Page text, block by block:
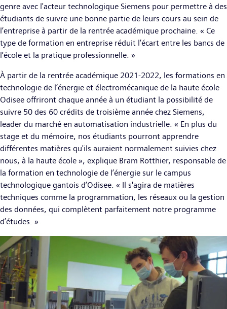
genre avec l'acteur technologique Siemens pour permettre à des
étudiants de suivre une bonne partie de leurs cours au sein de
l’entreprise à partir de la rentrée académique prochaine. « Ce
type de formation en entreprise réduit l’écart entre les bancs de
l’école et la pratique professionnelle. »
À partir de la rentrée académique 2021-2022, les formations en
technologie de l’énergie et électromécanique de la haute école
Odisee offriront chaque année à un étudiant la possibilité de
suivre 50 des 60 crédits de troisième année chez Siemens,
leader du marché en automatisation industrielle. « En plus du
stage et du mémoire, nos étudiants pourront apprendre
différentes matières qu'ils auraient normalement suivies chez
nous, à la haute école », explique Bram Rotthier, responsable de
la formation en technologie de l’énergie sur le campus
technologique gantois d’Odisee. « Il s'agira de matières
techniques comme la programmation, les réseaux ou la gestion
des données, qui complètent parfaitement notre programme
d’études. »